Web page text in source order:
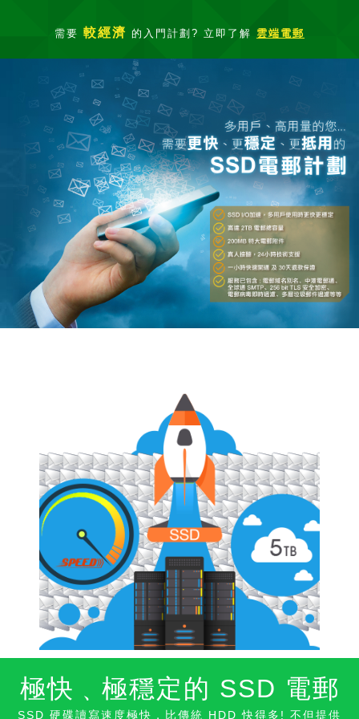
需要 較經濟 的入門計劃? 立即了解 雲端電郵
極快﹑極穩定的 SSD 電郵
SSD 硬碟讀寫速度極快，比傳統 HDD 快得多! 不但提供